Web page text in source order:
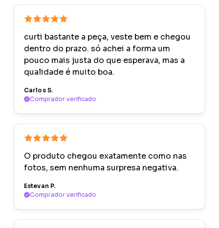
curti bastante a peça, veste bem e chegou
dentro do prazo. só achei a forma um
pouco mais justa do que esperava, mas a
qualidade é muito boa.
Carlos S.
Comprador verificado
O produto chegou exatamente como nas
fotos, sem nenhuma surpresa negativa.
Estevan P.
Comprador verificado